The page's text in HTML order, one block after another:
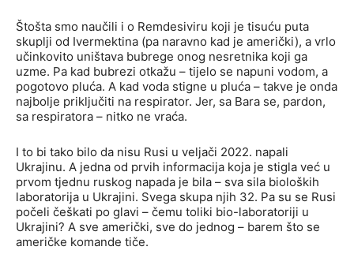
Štošta smo naučili i o Remdesiviru koji je tisuću puta
skuplji od Ivermektina (pa naravno kad je američki), a vrlo
učinkovito uništava bubrege onog nesretnika koji ga
uzme. Pa kad bubrezi otkažu – tijelo se napuni vodom, a
pogotovo pluća. A kad voda stigne u pluća – takve je onda
najbolje priključiti na respirator. Jer, sa Bara se, pardon,
sa respiratora – nitko ne vraća.
I to bi tako bilo da nisu Rusi u veljači 2022. napali
Ukrajinu. A jedna od prvih informacija koja je stigla već u
prvom tjednu ruskog napada je bila – sva sila bioloških
laboratorija u Ukrajini. Svega skupa njih 32. Pa su se Rusi
počeli češkati po glavi – čemu toliki bio-laboratoriji u
Ukrajini? A sve američki, sve do jednog – barem što se
američke komande tiče.